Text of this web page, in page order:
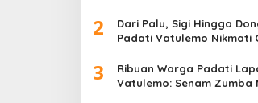
2
Dari Palu, Sigi Hingga
Padati Vatulemo Nikmati
3
Ribuan Warga Padati
Vatulemo: Senam Zumba